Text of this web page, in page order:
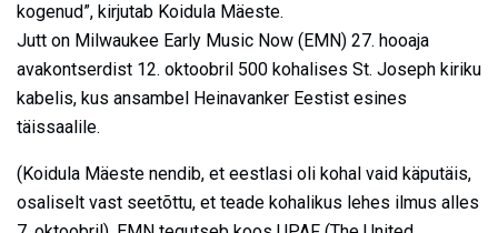
kogenud”, kirjutab Koidula Mäeste.
Jutt on Milwaukee Early Music Now (EMN) 27. hooaja
avakontserdist 12. oktoobril 500 kohalises St. Joseph kiriku
kabelis, kus ansambel Heinavanker Eestist esines
täissaalile.
(Koidula Mäeste nendib, et eestlasi oli kohal vaid käputäis,
osaliselt vast seetõttu, et teade kohalikus lehes ilmus alles